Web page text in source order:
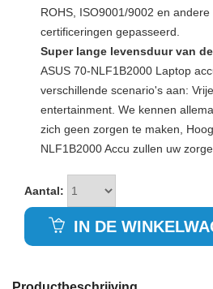
ROHS, ISO9001/9002 en
certificeringen gepasseerd.
Super lange levensduur van
ASUS 70-NLF1B2000 Laptop
verschillende scenario's aan:
entertainment. We kennen
zich geen zorgen te maken,
NLF1B2000 Accu zullen uw
Aantal:
IN DE